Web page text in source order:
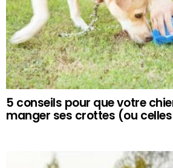
5 conseils pour que votre
manger ses crottes (ou